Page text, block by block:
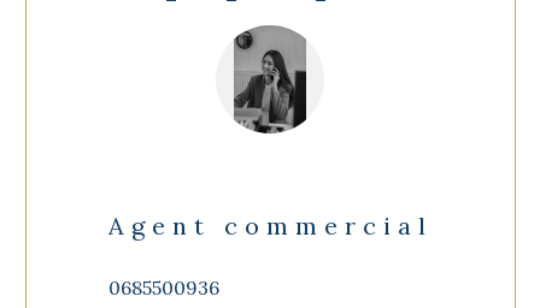
Agent commercial
0685500936